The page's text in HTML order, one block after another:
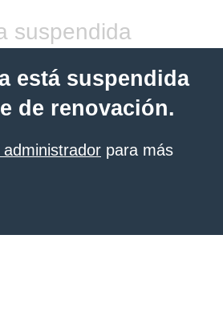
suspendida
está suspendida
de renovación.
para más